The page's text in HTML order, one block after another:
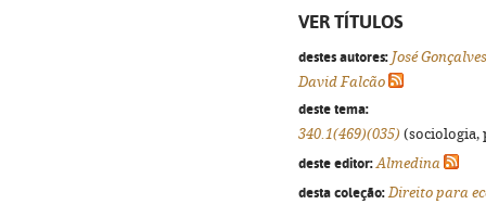
VER TÍTULOS
destes autores: José
David Falcão
deste tema:
340.1(469)(035) (sociologia,
deste editor: Almedina
desta coleção: Direito para